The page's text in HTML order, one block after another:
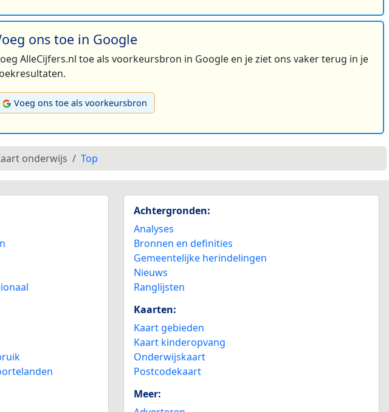
ons toe in Google
AlleCijfers.nl toe als voorkeursbron in Google en je ziet ons vaker terug in je
Voeg ons toe als voorkeursbron
onderwijs Top
Achtergronden:
Analyses
Bronnen en definities
Gemeentelijke herindelingen
Nieuws
Ranglijsten
Kaarten:
Kaart gebieden
Kaart kinderopvang
Onderwijskaart
Postcodekaart
Meer: